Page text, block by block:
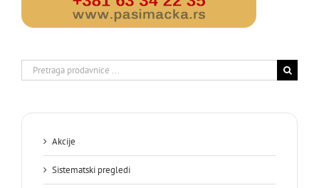
Search
for:
Akcije
Sistematski pregledi